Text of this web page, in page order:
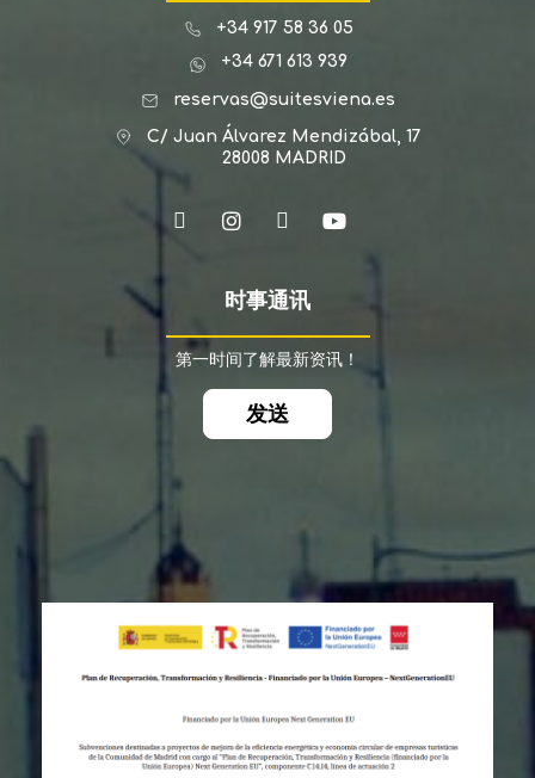
+34 917 58 36 05
+34 671 613 939
reservas@suitesviena.es
C/ Juan Álvarez Mendizábal, 17
28008 MADRID
时事通讯
第一时间了解最新资讯！
发送